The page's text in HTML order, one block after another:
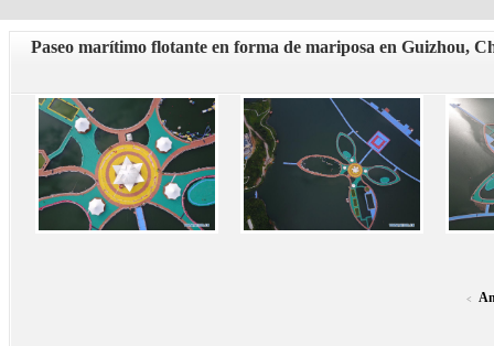
Paseo marítimo flotante en forma de mariposa en Guizhou,
<